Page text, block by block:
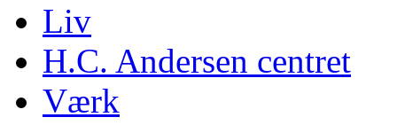
Liv
H.C. Andersen centret
Værk